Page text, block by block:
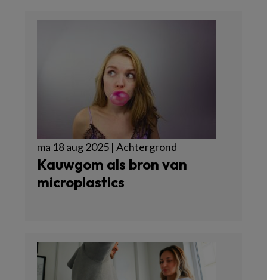
ma 18 aug 2025 | Achtergrond
Kauwgom als bron van
microplastics